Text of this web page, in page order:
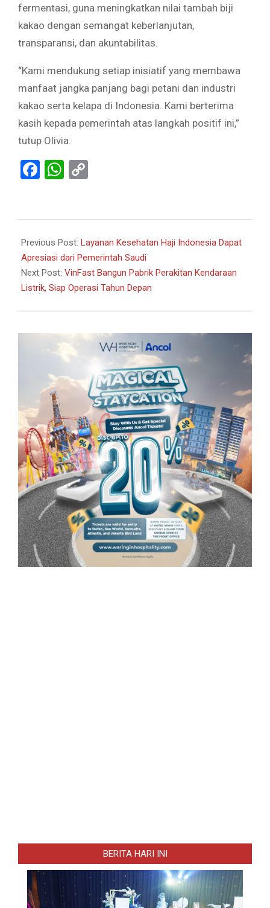
fermentasi, guna meningkatkan nilai tambah biji
kakao dengan semangat keberlanjutan,
transparansi, dan akuntabilitas.
“Kami mendukung setiap inisiatif yang membawa
manfaat jangka panjang bagi petani dan industri
kakao serta kelapa di Indonesia. Kami berterima
kasih kepada pemerintah atas langkah positif ini,”
tutup Olivia.
Facebook
WhatsApp
07-
16
Previous Post: Layanan Kesehatan Haji Indonesia Dapat
Apresiasi dari Pemerintah Saudi
Next Post: VinFast Bangun Pabrik Perakitan Kendaraan
Listrik, Siap Operasi Tahun Depan
BERITA HARI INI